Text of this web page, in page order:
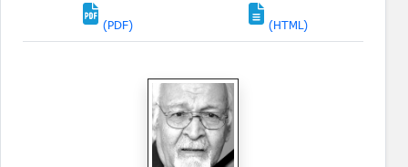
(PDF) (HTML)